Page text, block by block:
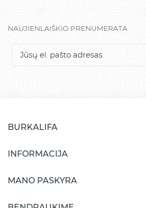
NAUJIENLAIŠKIO PRENUMERATA
BURKALIFA
INFORMACIJA
MANO PASKYRA